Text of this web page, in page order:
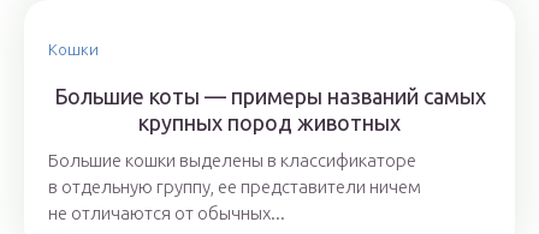
Кошки
Большие коты — примеры названий самых
крупных пород животных
Большие кошки выделены в классификаторе
в отдельную группу, ее представители ничем
не отличаются от обычных...